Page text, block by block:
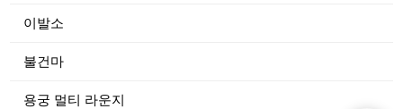
이발소
불건마
용궁 멀티 라운지